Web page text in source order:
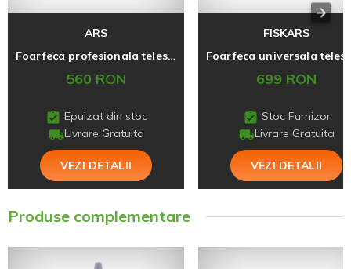
ARS
Foarfeca profesionala telescopica pentru pomi, 180ZF-3.0-5, ARS, fabricata in Japonia
560 RON
Epuizat din stoc
Livrare Gratuita
VEZI DETALII
FISKARS
699 RON
Stoc Furnizor
Livrare Gratuita
VEZI DETALII
Produse complementare